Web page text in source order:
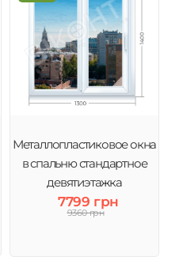
Металлопластиковое окна
в спальню стандартное
девятиэтажка
7799 грн
9360 грн